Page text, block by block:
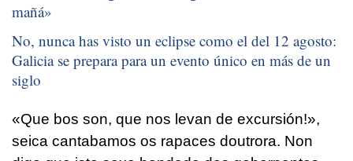
mañá»
No, nunca has visto un eclipse como el del 12 agosto:
Galicia se prepara para un evento único en más de un
siglo
«Que bos son, que nos levan de excursión!»,
seica cantabamos os rapaces doutrora. Non